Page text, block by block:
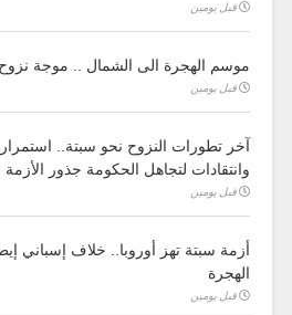
قبل يومين
موسم الهجرة الى الشمال .. موجة
قبل يومين
آخر تطورات النزوح نحو سبتة.. استمرار
وانتقادات لتجاهل الحكومة جذور الأزمة
قبل يومين
أزمة سبتة تهز أوروبا.. خلاف إسباني
الهجرة
قبل يومين